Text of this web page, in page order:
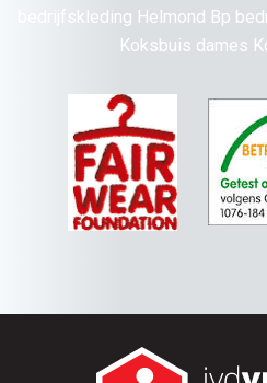
bedrijfskleding Helmond Bp
Koksbuis dames